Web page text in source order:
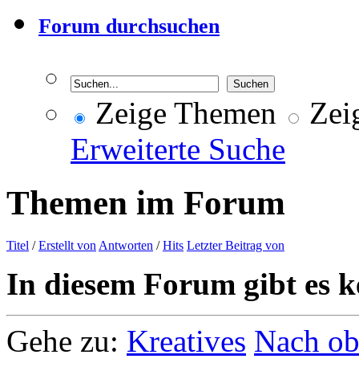
Forum durchsuchen
Zeige Themen
Erweiterte Suche
Themen im Forum
Titel /Erstellt von Antworten /Hits Letzter Beitrag von
In diesem Forum gibt es
Gehe zu: Kreatives Nach